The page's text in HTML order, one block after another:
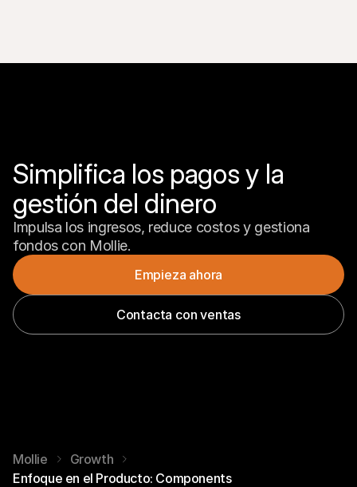
Simplifica los pagos y la
gestión del dinero
Impulsa los ingresos, reduce costos y gestiona
fondos con Mollie.
Empieza ahora
Contacta con ventas
Mollie
Growth
Enfoque en el Producto: Components